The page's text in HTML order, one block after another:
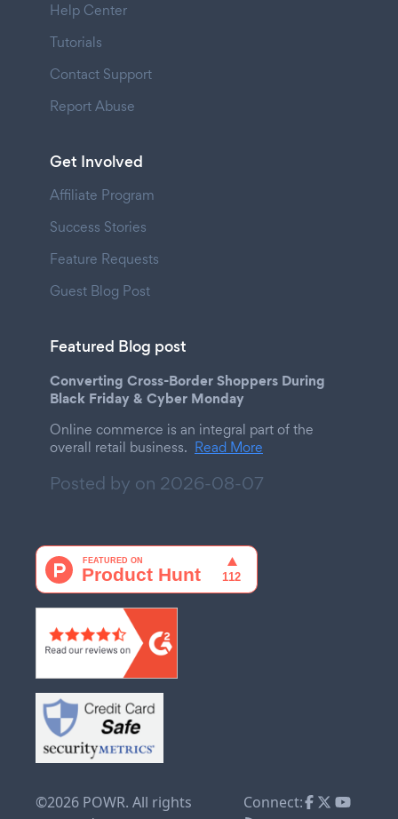
Help Center
Tutorials
Contact Support
Report Abuse
Get Involved
Affiliate Program
Success Stories
Feature Requests
Guest Blog Post
Featured Blog post
Converting Cross-Border Shoppers During
Black Friday & Cyber Monday
Online commerce is an integral part of the
overall retail business. Read More
Posted by on 2026-08-07
©2026 POWR. All rights
Connect: